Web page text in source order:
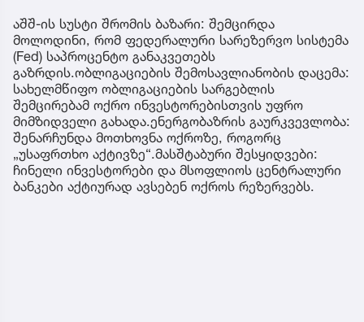
აშშ-ის სუსტი შრომის ბაზარი: შემცირდა
მოლოდინი, რომ ფედერალური სარეზერვო სისტემა
(Fed) საპროცენტო განაკვეთებს
გაზრდის.ობლიგაციების შემოსავლიანობის დაცემა:
სახელმწიფო ობლიგაციების სარგებლის
შემცირებამ ოქრო ინვესტორებისთვის უფრო
მიმზიდველი გახადა.ენერგობაზრის გაურკვევლობა:
შენარჩუნდა მოთხოვნა ოქროზე, როგორც
„უსაფრთხო აქტივზე“.მასშტაბური შესყიდვები:
ჩინელი ინვესტორები და მსოფლიოს ცენტრალური
ბანკები აქტიურად ავსებენ ოქროს რეზერვებს.